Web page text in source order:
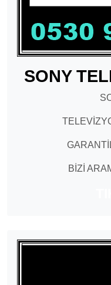
SONY
BİZİ